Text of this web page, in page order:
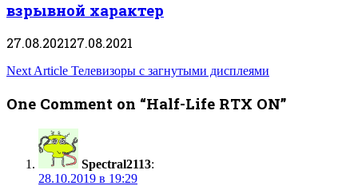
взрывной характер
27.08.202127.08.2021
Навигация
по
записям
Next Article Телевизоры с загнутыми дисплеями
One Comment on “Half-Life RTX ON”
Spectral2113:
28.10.2019 в 19:29